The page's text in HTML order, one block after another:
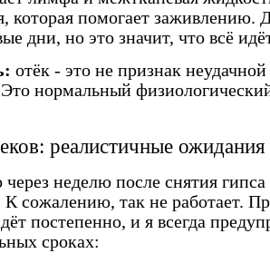
которая помогает заживлению.
дни, но это значит, что всё
отёк - это не признак
нормальный
реалистичные ожидания
неделю после снятия
К сожалению, так не работает.
постепенно, и я всегда
сроках: